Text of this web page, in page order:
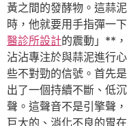
黃之間的發酵物。這蒜
時，他就要用手指彈一
醫診所設計的震動」**
沾沾專注於與蒜泥進行
些不對勁的信號。首先
出了一個持續不斷、低
聲。這聲音不是引擎聲
巨大的、消化不良的胃